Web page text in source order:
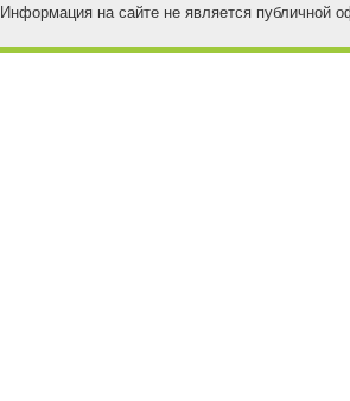
Информация на сайте не является публичной